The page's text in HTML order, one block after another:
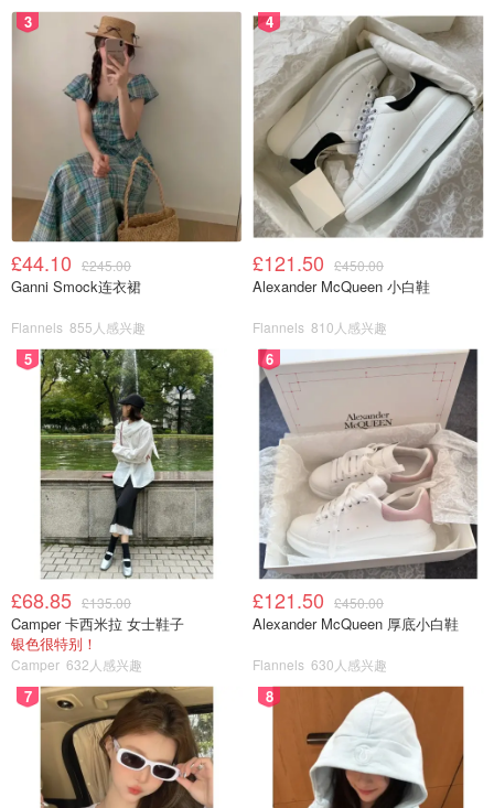
3
£44.10 £245.00
Ganni Smock连衣裙
Flannels 855人感兴趣
4
£121.50 £450.00
Alexander McQueen 小白鞋
Flannels 810人感兴趣
5
£68.85 £135.00
Camper 卡西米拉 女士鞋子
银色很特别！
Camper 632人感兴趣
6
£121.50 £450.00
Alexander McQueen 厚底小白鞋
Flannels 630人感兴趣
7 8